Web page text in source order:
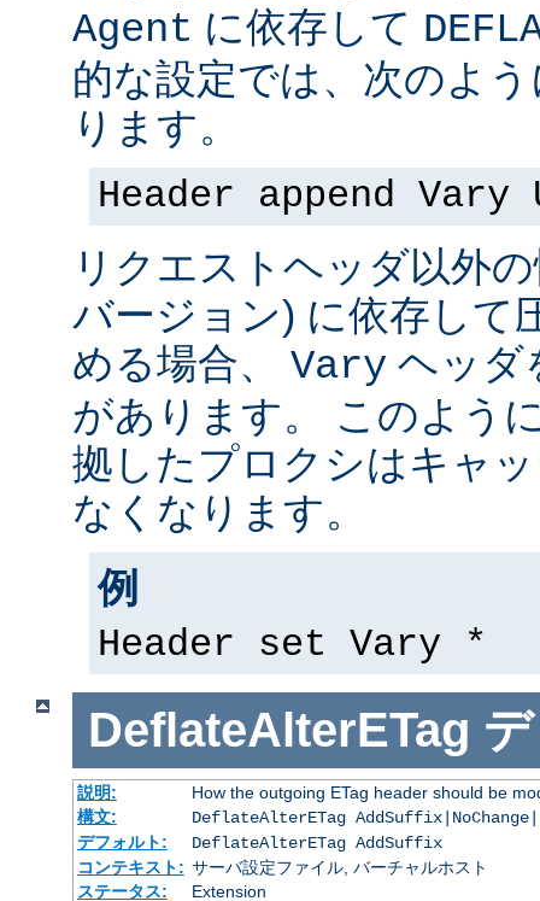
Agent に依存して
的な設定では、次のよ
ります。
Header append Vary
リクエストヘッダ以外
バージョン) に依存して
める場合、 Vary ヘッ
があります。 このよう
拠したプロクシはキャ
なくなります。
例
Header set Vary *
DeflateAlterETag
説明:
How the outgoing ETag header should be
構文:
DeflateAlterETag
デフォルト:
DeflateAlterETag AddSuffix
コンテキスト: サーバ設定ファイル, バーチャルホスト
ステータス:
Extension